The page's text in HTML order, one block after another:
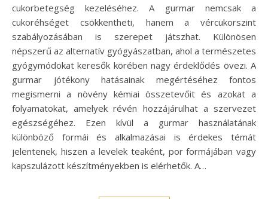
cukorbetegség kezeléséhez. A gurmar nemcsak a
cukoréhséget csökkentheti, hanem a vércukorszint
szabályozásában is szerepet játszhat. Különösen
népszerű az alternatív gyógyászatban, ahol a természetes
gyógymódokat keresők körében nagy érdeklődés övezi. A
gurmar jótékony hatásainak megértéséhez fontos
megismerni a növény kémiai összetevőit és azokat a
folyamatokat, amelyek révén hozzájárulhat a szervezet
egészségéhez. Ezen kívül a gurmar használatának
különböző formái és alkalmazásai is érdekes témát
jelentenek, hiszen a levelek teaként, por formájában vagy
kapszulázott készítményekben is elérhetők. A…